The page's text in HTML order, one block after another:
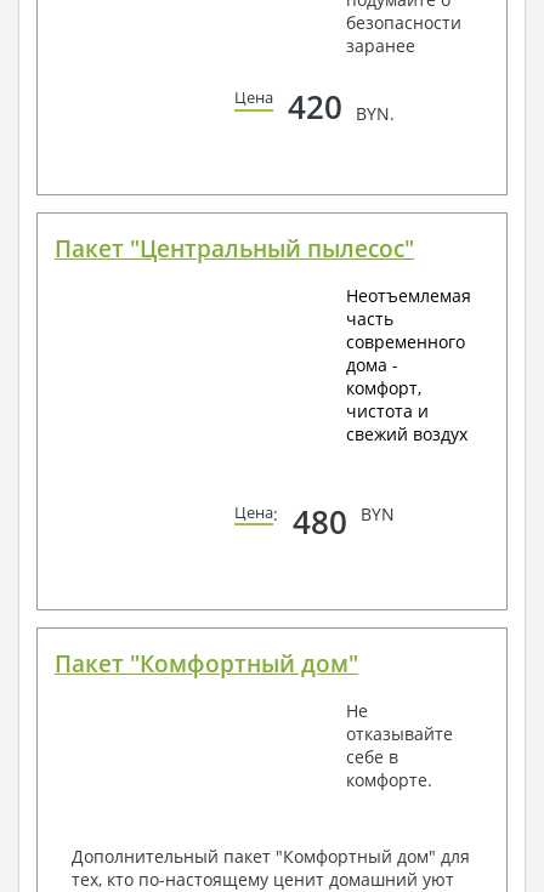
безопасности
заранее
Цена 420 BYN.
Пакет "Центральный пылесос"
Неотъемлемая
часть
современного
дома -
комфорт,
чистота и
свежий воздух
Цена: 480 BYN
Пакет "Комфортный дом"
Не
отказывайте
себе в
комфорте.
Дополнительный пакет "Комфортный дом" для
тех, кто по-настоящему ценит домашний уют